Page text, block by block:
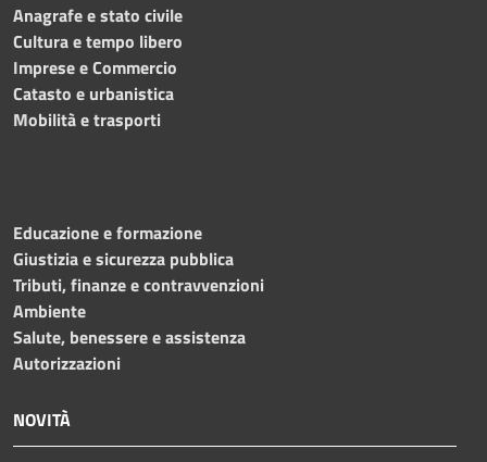
Anagrafe e stato civile
Cultura e tempo libero
Imprese e Commercio
Catasto e urbanistica
Mobilità e trasporti
Educazione e formazione
Giustizia e sicurezza pubblica
Tributi, finanze e contravvenzioni
Ambiente
Salute, benessere e assistenza
Autorizzazioni
NOVITÀ